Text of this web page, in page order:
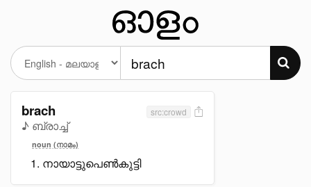
brach
♪ ബ്രാച്ച്
src:crowd
noun (നാമം)
നായാട്ടുപെൺകുട്ടി